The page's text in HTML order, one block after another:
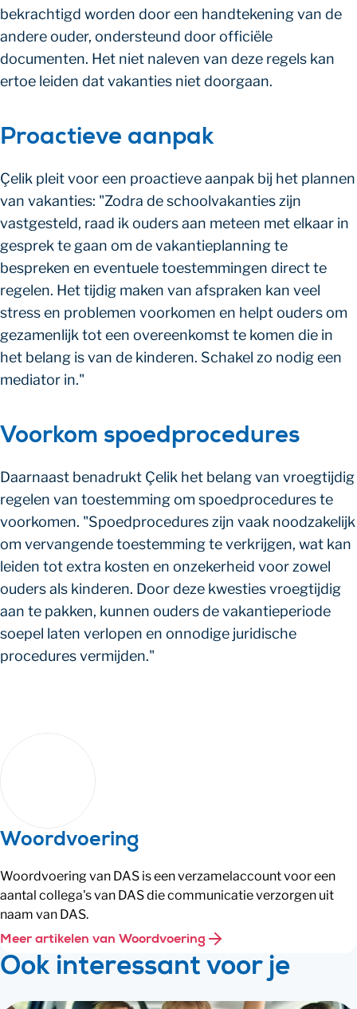
bekrachtigd worden door een handtekening van de
andere ouder, ondersteund door officiële
documenten. Het niet naleven van deze regels kan
ertoe leiden dat vakanties niet doorgaan.
Proactieve aanpak
Çelik pleit voor een proactieve aanpak bij het plannen
van vakanties: "Zodra de schoolvakanties zijn
vastgesteld, raad ik ouders aan meteen met elkaar in
gesprek te gaan om de vakantieplanning te
bespreken en eventuele toestemmingen direct te
regelen. Het tijdig maken van afspraken kan veel
stress en problemen voorkomen en helpt ouders om
gezamenlijk tot een overeenkomst te komen die in
het belang is van de kinderen. Schakel zo nodig een
mediator in."
Voorkom spoedprocedures
Daarnaast benadrukt Çelik het belang van vroegtijdig
regelen van toestemming om spoedprocedures te
voorkomen. "Spoedprocedures zijn vaak noodzakelijk
om vervangende toestemming te verkrijgen, wat kan
leiden tot extra kosten en onzekerheid voor zowel
ouders als kinderen. Door deze kwesties vroegtijdig
aan te pakken, kunnen ouders de vakantieperiode
soepel laten verlopen en onnodige juridische
procedures vermijden."
Woordvoering
Woordvoering van DAS is een verzamelaccount voor een
aantal collega's van DAS die communicatie verzorgen uit
naam van DAS.
Meer artikelen van Woordvoering
Ook interessant voor je